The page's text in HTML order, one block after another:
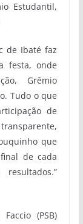
Estudantil,
de Ibaté faz
festa, onde
Grêmio
Tudo o que
de
que
de cada
(PSB)